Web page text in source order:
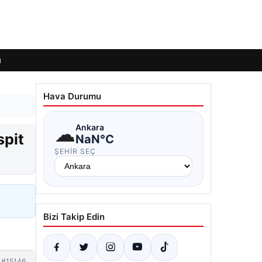
Hava Durumu
☁Ankara
NaN°C
ŞEHIR SEÇ
Bizi Takip Edin